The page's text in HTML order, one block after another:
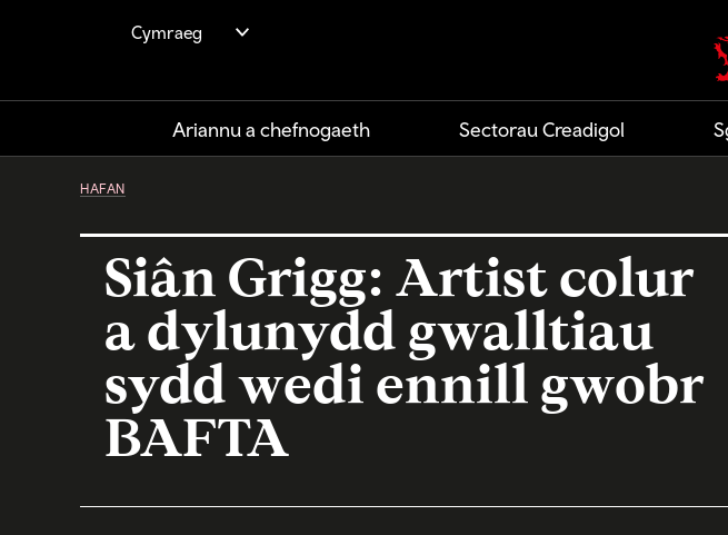
content
Cymraeg
Ariannu a chefnogaeth Sectorau Creadigol
HAFAN
Siân Grigg: Artist colur
a dylunydd gwalltiau
sydd wedi ennill gwobr
BAFTA